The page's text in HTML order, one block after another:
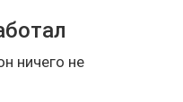
ничего не